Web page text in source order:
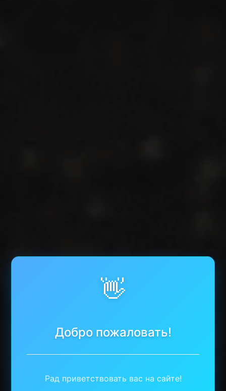
👋
Добро пожаловать!
Рад приветствовать вас на сайте!